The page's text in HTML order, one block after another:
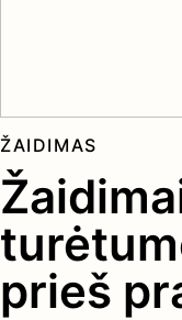
prieš
ŽAIDIMAS